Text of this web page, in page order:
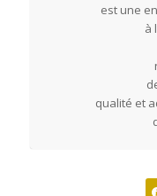
est une
à
qualité et